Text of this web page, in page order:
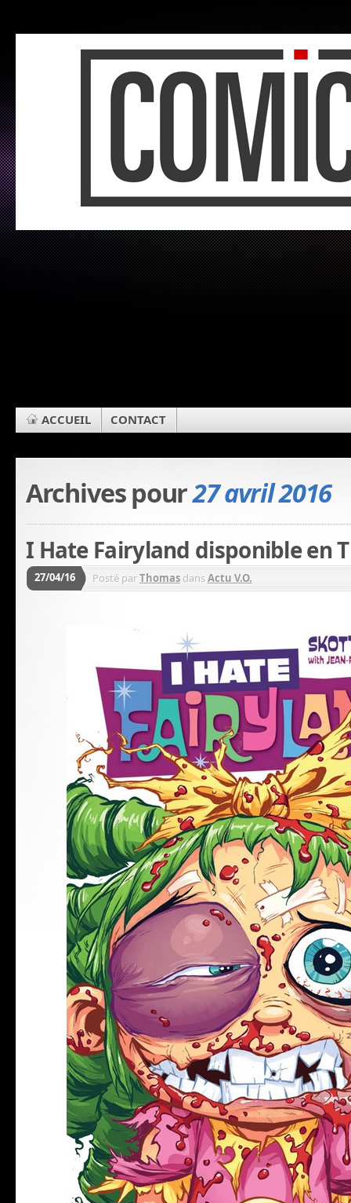
ACCUEIL CONTACT
Archives pour27 avril 2016
I Hate Fairyland disponible en
27/04/16 Posté parThomas dansActu V.O.